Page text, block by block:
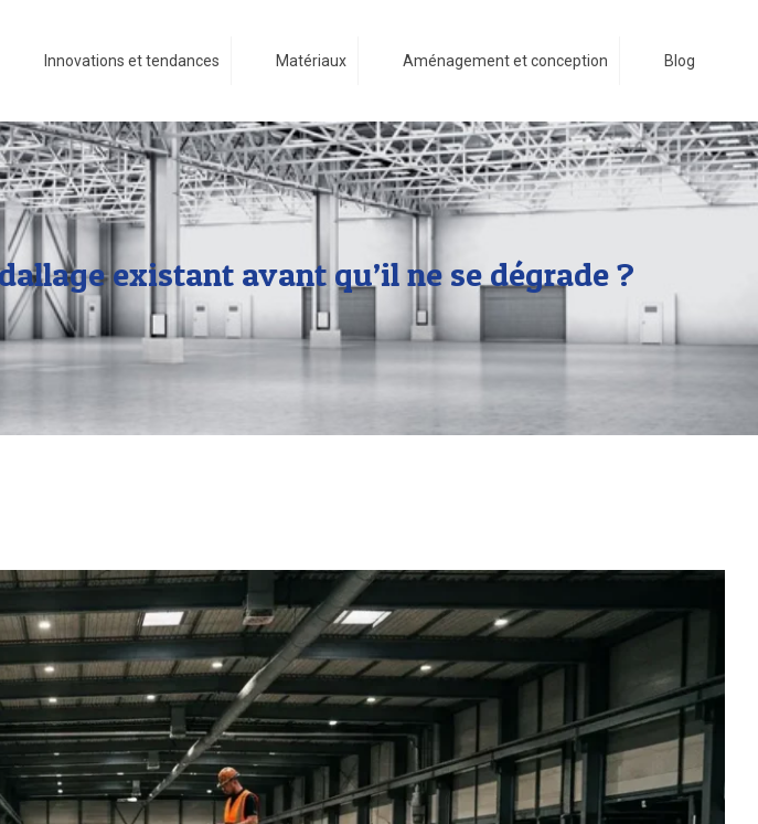
Innovations et tendances Matériaux Aménagement et conception Blog
existant avant qu’il ne se dégrade ?